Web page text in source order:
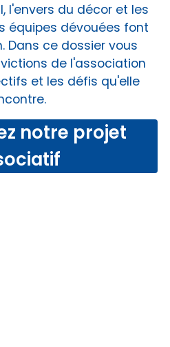
l'envers du décor et les
équipes dévouées font
Dans ce dossier vous
de l'association
et les défis qu'elle
notre projet